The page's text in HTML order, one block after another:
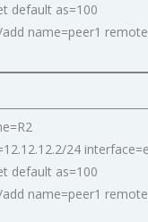
default as=100
name=peer1
24
default as=100
name=peer1